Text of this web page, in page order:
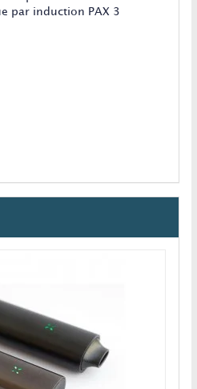
par induction PAX 3